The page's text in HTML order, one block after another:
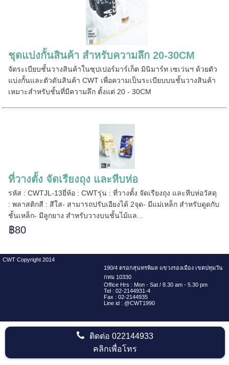
ชุดแบ่งกั้นสินค้า สำหรับความลึก 20-30CM
จัดระเบียบชั้นวางสินค้าในซุปเปอร์มาร์เก็ต มินิมาร์ท เซเว่นฯ ด้วยตัว
แบ่งกั้นและตัวดันสินค้า CWT เพื่อความเป็นระเบียบบนชั้นวางสินค้า
เหมาะสำหรับชั้นที่มีความลึก ตั้งแต่ 20 - 30CM
ที่วางตั้ง จัดเรียงถุง และหีบห่อ
รหัส : CWTJL-13ยี่ห้อ : CWTรุ่น : ที่วางตั้ง จัดเรียงถุง และหีบห่อวัสดุ
: พลาสติกสี : สีใส- สามารถปรับเอียงได้ 2จุด- มีแม่เหล็ก สำหรับดูดกับ
ชั้นเหล็ก- มีลูกยาง สำหรับวางบนชั้นไม้แล...
฿80
CWT Copyright 2014
190/4 ตรอกสุนทรพิมล แขวงรองเมือง เขตปทุมวัน
กทม 10330
Office Hrs : Mon - Sat / 8.30 am - 5.30 pm
Tel : 02-2144931-4
Fax : 02-2144935
Line id : @CWT1990
ติดต่อ 022144933
คลิกเพื่อโทร